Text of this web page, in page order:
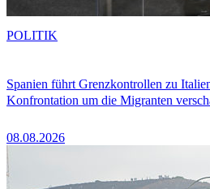
Spanien führt Grenzkontrollen zu
Konfrontation um die Migranten
08.08.2026
POLITIK